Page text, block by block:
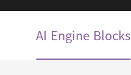
AI Engine Blocks